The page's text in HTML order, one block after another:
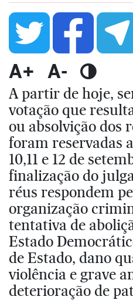
A+ A-
A partir de hoje,
votação que
ou absolvição dos
foram reservadas
10,11 e 12 de
finalização do
réus respondem
organização
tentativa de
Estado
de Estado, dano
violência e grave
deterioração de